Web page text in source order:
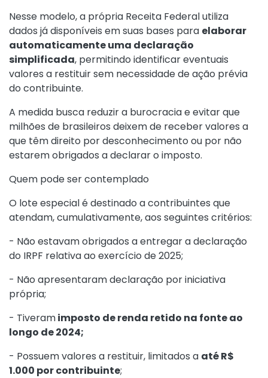
Nesse modelo, a própria Receita Federal utiliza
dados já disponíveis em suas bases para elaborar
automaticamente uma declaração
simplificada, permitindo identificar eventuais
valores a restituir sem necessidade de ação prévia
do contribuinte.
A medida busca reduzir a burocracia e evitar que
milhões de brasileiros deixem de receber valores a
que têm direito por desconhecimento ou por não
estarem obrigados a declarar o imposto.
Quem pode ser contemplado
O lote especial é destinado a contribuintes que
atendam, cumulativamente, aos seguintes critérios:
- Não estavam obrigados a entregar a declaração
do IRPF relativa ao exercício de 2025;
- Não apresentaram declaração por iniciativa
própria;
- Tiveramimposto de renda retido na fonte ao
longo de 2024;
- Possuem valores a restituir, limitados a até R$
1.000 por contribuinte;